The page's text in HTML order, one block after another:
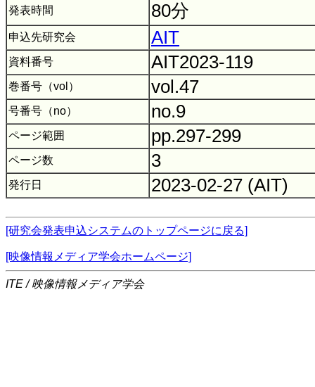
発表時間 80分
申込先研究会 AIT
資料番号 AIT2023-119
巻番号（vol） vol.47
号番号（no） no.9
ページ範囲 pp.297-299
ページ数 3
発行日 2023-02-27 (AIT)
[研究会発表申込システムのトップページに戻る]
[映像情報メディア学会ホームページ]
ITE / 映像情報メディア学会